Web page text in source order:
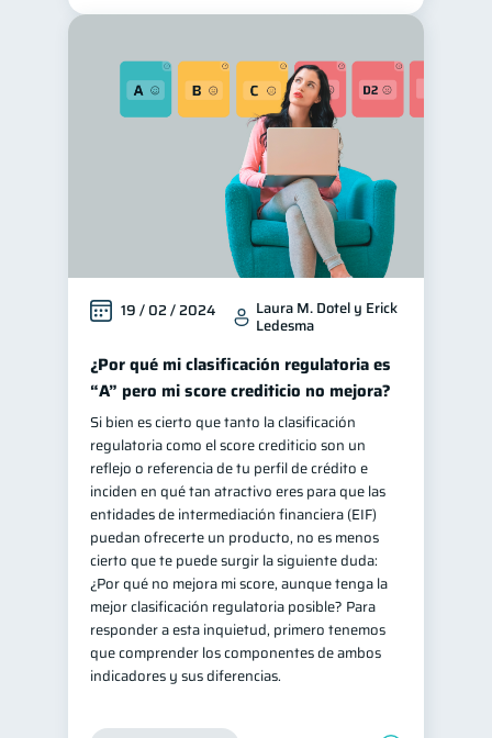
19 / 02 / 2024 Laura M. Dotel y Erick
Ledesma
¿Por qué mi clasificación regulatoria es
“A” pero mi score crediticio no mejora?
Si bien es cierto que tanto la clasificación
regulatoria como el score crediticio son un
reflejo o referencia de tu perfil de crédito e
inciden en qué tan atractivo eres para que las
entidades de intermediación financiera (EIF)
puedan ofrecerte un producto, no es menos
cierto que te puede surgir la siguiente duda:
¿Por qué no mejora mi score, aunque tenga la
mejor clasificación regulatoria posible? Para
responder a esta inquietud, primero tenemos
que comprender los componentes de ambos
indicadores y sus diferencias.